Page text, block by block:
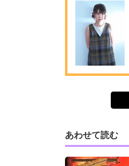
あわせて読む